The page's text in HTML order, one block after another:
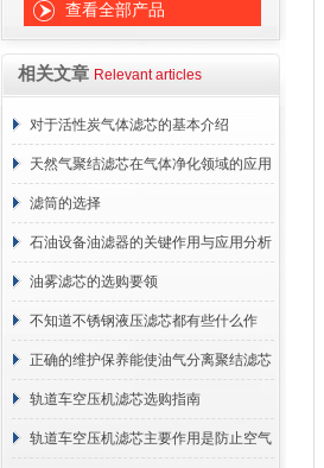
查看全部产品
相关文章 Relevant articles
对于活性炭气体滤芯的基本介绍
天然气聚结滤芯在气体净化领域的应用
与重要性
滤筒的选择
石油设备油滤器的关键作用与应用分析
油雾滤芯的选购要领
不知道不锈钢液压滤芯都有些什么作
用？进来看
正确的维护保养能使油气分离聚结滤芯
长期稳定运行
轨道车空压机滤芯选购指南
轨道车空压机滤芯主要作用是防止空气